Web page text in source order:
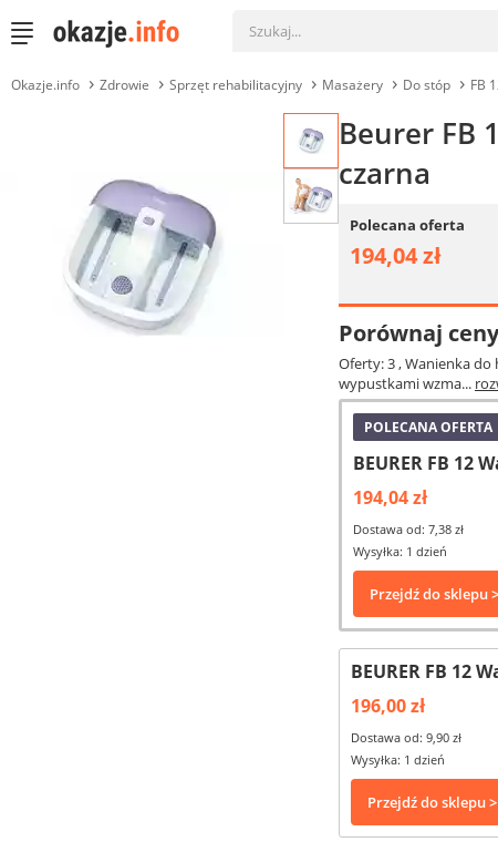
Okazje.info Zdrowie Sprzęt rehabilitacyjny Masażery Do stóp FB
Beurer FB
czarna
Polecana oferta
194,04 zł
Porównaj ceny
Oferty: 3, Wanienka do
wypustkami wzma...
POLECANA OFERTA
BEURER FB
194,04 zł
Dostawa od: 7,38 zł
Wysyłka: 1 dzień
Przejdź do sklepu >
BEURER FB 12
196,00 zł
Dostawa od: 9,90 zł
Wysyłka: 1 dzień
Przejdź do sklepu >